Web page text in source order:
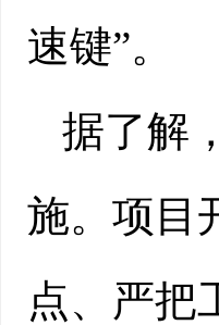
速键”。
据了解
施。项目
点、严把